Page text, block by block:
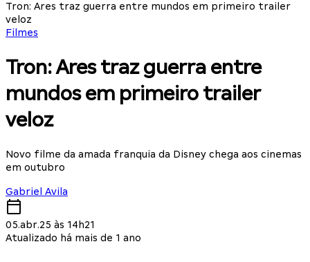
Tron: Ares traz guerra entre mundos em primeiro trailer
veloz
Filmes
Tron: Ares traz guerra entre
mundos em primeiro trailer
veloz
Novo filme da amada franquia da Disney chega aos cinemas
em outubro
Gabriel Avila
05.abr.25 às 14h21
Atualizado há mais de 1 ano